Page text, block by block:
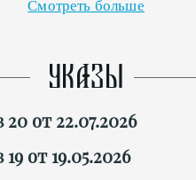
Смотреть больше
УКАЗЫ
20 от 22.07.2026
19 от 19.05.2026